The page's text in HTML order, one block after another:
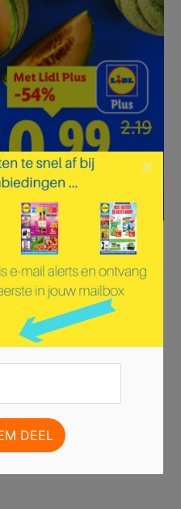
de Lidl folder, geldig van
×